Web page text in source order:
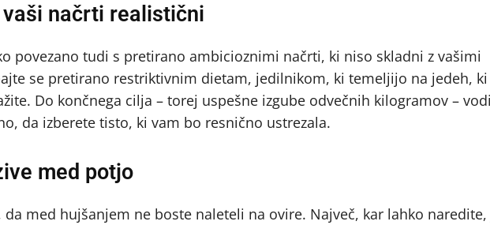
načrti realistični
povezano tudi s pretirano ambicioznimi načrti, ki niso skladni z vašimi
se pretirano restriktivnim dietam, jedilnikom, ki temeljijo na jedeh, ki
Do končnega cilja – torej uspešne izgube odvečnih kilogramov –
da izberete tisto, ki vam bo resnično ustrezala.
med potjo
med hujšanjem ne boste naleteli na ovire. Največ, kar lahko